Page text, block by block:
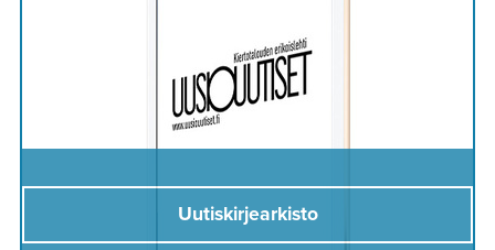
Uutiskirjearkisto